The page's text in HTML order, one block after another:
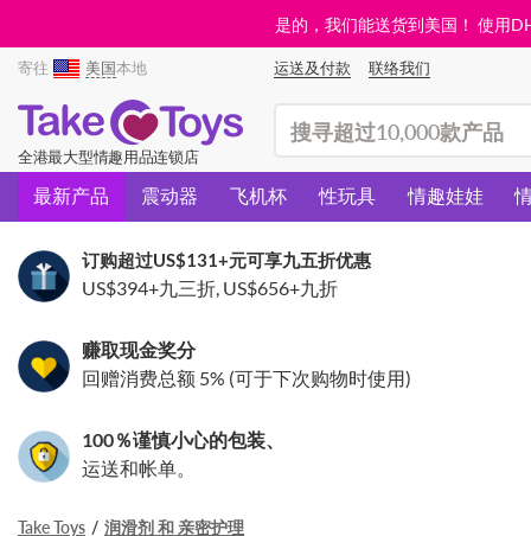
是的，我们能送货到美国！ 使用
寄往 美国本地 运送及付款 联络我们
全港最大型情趣用品连锁店
最新产品 震动器 飞机杯 性玩具 情趣娃娃
订购超过US$131+元可享九五折优惠
US$394+九三折, US$656+九折
赚取现金奖分
回赠消费总额 5% (可于下次购物时使用)
100％谨慎小心的包装、
运送和帐单。
Take Toys 润滑剂 和 亲密护理